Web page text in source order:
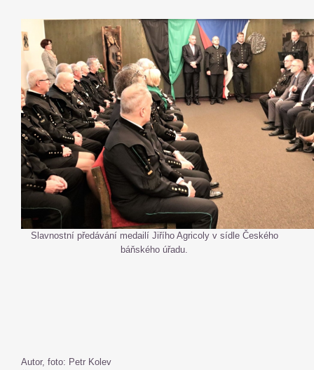
Slavnostní předávání medailí Jiřího Agricoly v sídle Českého
báňského úřadu.
Autor, foto: Petr Kolev